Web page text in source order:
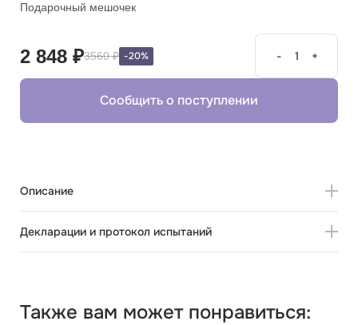
Подарочный мешочек
2 848 ₽3560 ₽ -20% - +
Сообщить о поступлении
Описание
Декларации и протокол испытаний
Также вам может понравиться: